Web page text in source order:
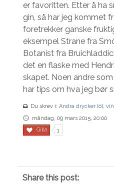
er favoritten. Etter å ha
gin, så har jeg kommet
foretrekker ganske
eksempel Strane fra
Botanist fra
det en flaske med
skapet. Noen andre
har tips om hva jeg bør
Du skrev i: Andra drycker (öl,
måndag, 09 mars 2015, 20:00
Gilla
1
Share this post: